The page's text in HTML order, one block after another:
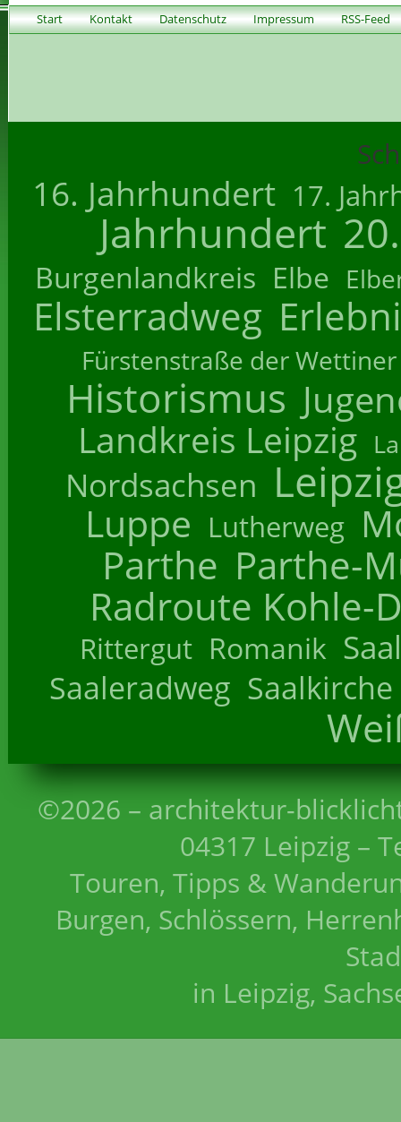
Start Kontakt Datenschutz Impressum RSS-Feed
16. Jahrhundert 17.
Jahrhundert
Burgenlandkreis Elbe
Elsterradweg
Fürstenstraße der Wettiner
Historismus
Landkreis Leipzig
Nordsachsen
Luppe Lutherweg
Parthe Parthe-
Radroute Kohle-
Rittergut Romanik
Saaleradweg Saalkirche
©2026 – architektur-
04317 Leipzig –
Touren, Tipps &
Burgen, Schlössern,
in Leipzig,